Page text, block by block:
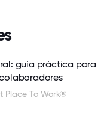
guía práctica para
Place To Work®